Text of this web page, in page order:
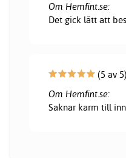
Om Hemfint.se:
Det gick lätt att
(5 av
Om Hemfint.se:
Saknar karm till